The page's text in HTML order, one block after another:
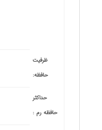
ظرفیت
حافظه:
حداکثر
حافظه رم :